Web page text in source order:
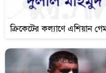
ক্রিকেটের কল্যাণে এশিয়ান